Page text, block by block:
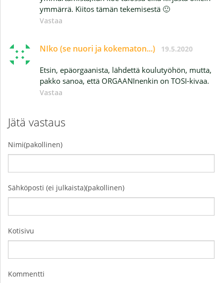
ymmärrä. Kiitos tämän tekemisestä 🙂
Vastaa
NIko (se nuori ja kokematon...) 19.5.2020
Etsin, epäorgaanista, lähdettä koulutyöhön, mutta,
pakko sanoa, että ORGAANInenkin on TOSI-kivaa.
Vastaa
Jätä vastaus
Nimi(pakollinen)
Sähköposti (ei julkaista)(pakollinen)
Kotisivu
Kommentti